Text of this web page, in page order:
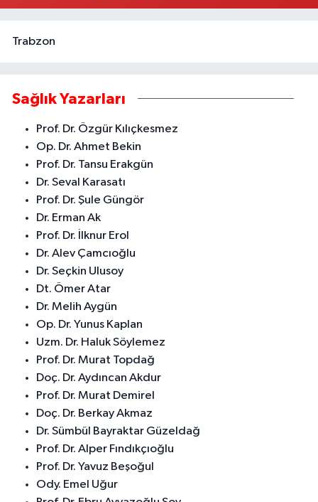
Trabzon
Sağlık Yazarları
Prof. Dr. Özgür Kılıçkesmez
Op. Dr. Ahmet Bekin
Prof. Dr. Tansu Erakgün
Dr. Seval Karasatı
Prof. Dr. Şule Güngör
Dr. Erman Ak
Prof. Dr. İlknur Erol
Dr. Alev Çamcıoğlu
Dr. Seçkin Ulusoy
Dt. Ömer Atar
Dr. Melih Aygün
Op. Dr. Yunus Kaplan
Uzm. Dr. Haluk Söylemez
Prof. Dr. Murat Topdağ
Doç. Dr. Aydıncan Akdur
Prof. Dr. Murat Demirel
Doç. Dr. Berkay Akmaz
Dr. Sümbül Bayraktar Güzeldağ
Prof. Dr. Alper Fındıkçıoğlu
Prof. Dr. Yavuz Beşoğul
Ody. Emel Uğur